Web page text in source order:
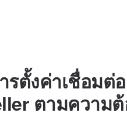
รตั้งค่าเชื่อมต่
ตามความต้